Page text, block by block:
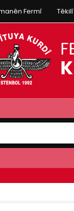
Fermî Têkilî